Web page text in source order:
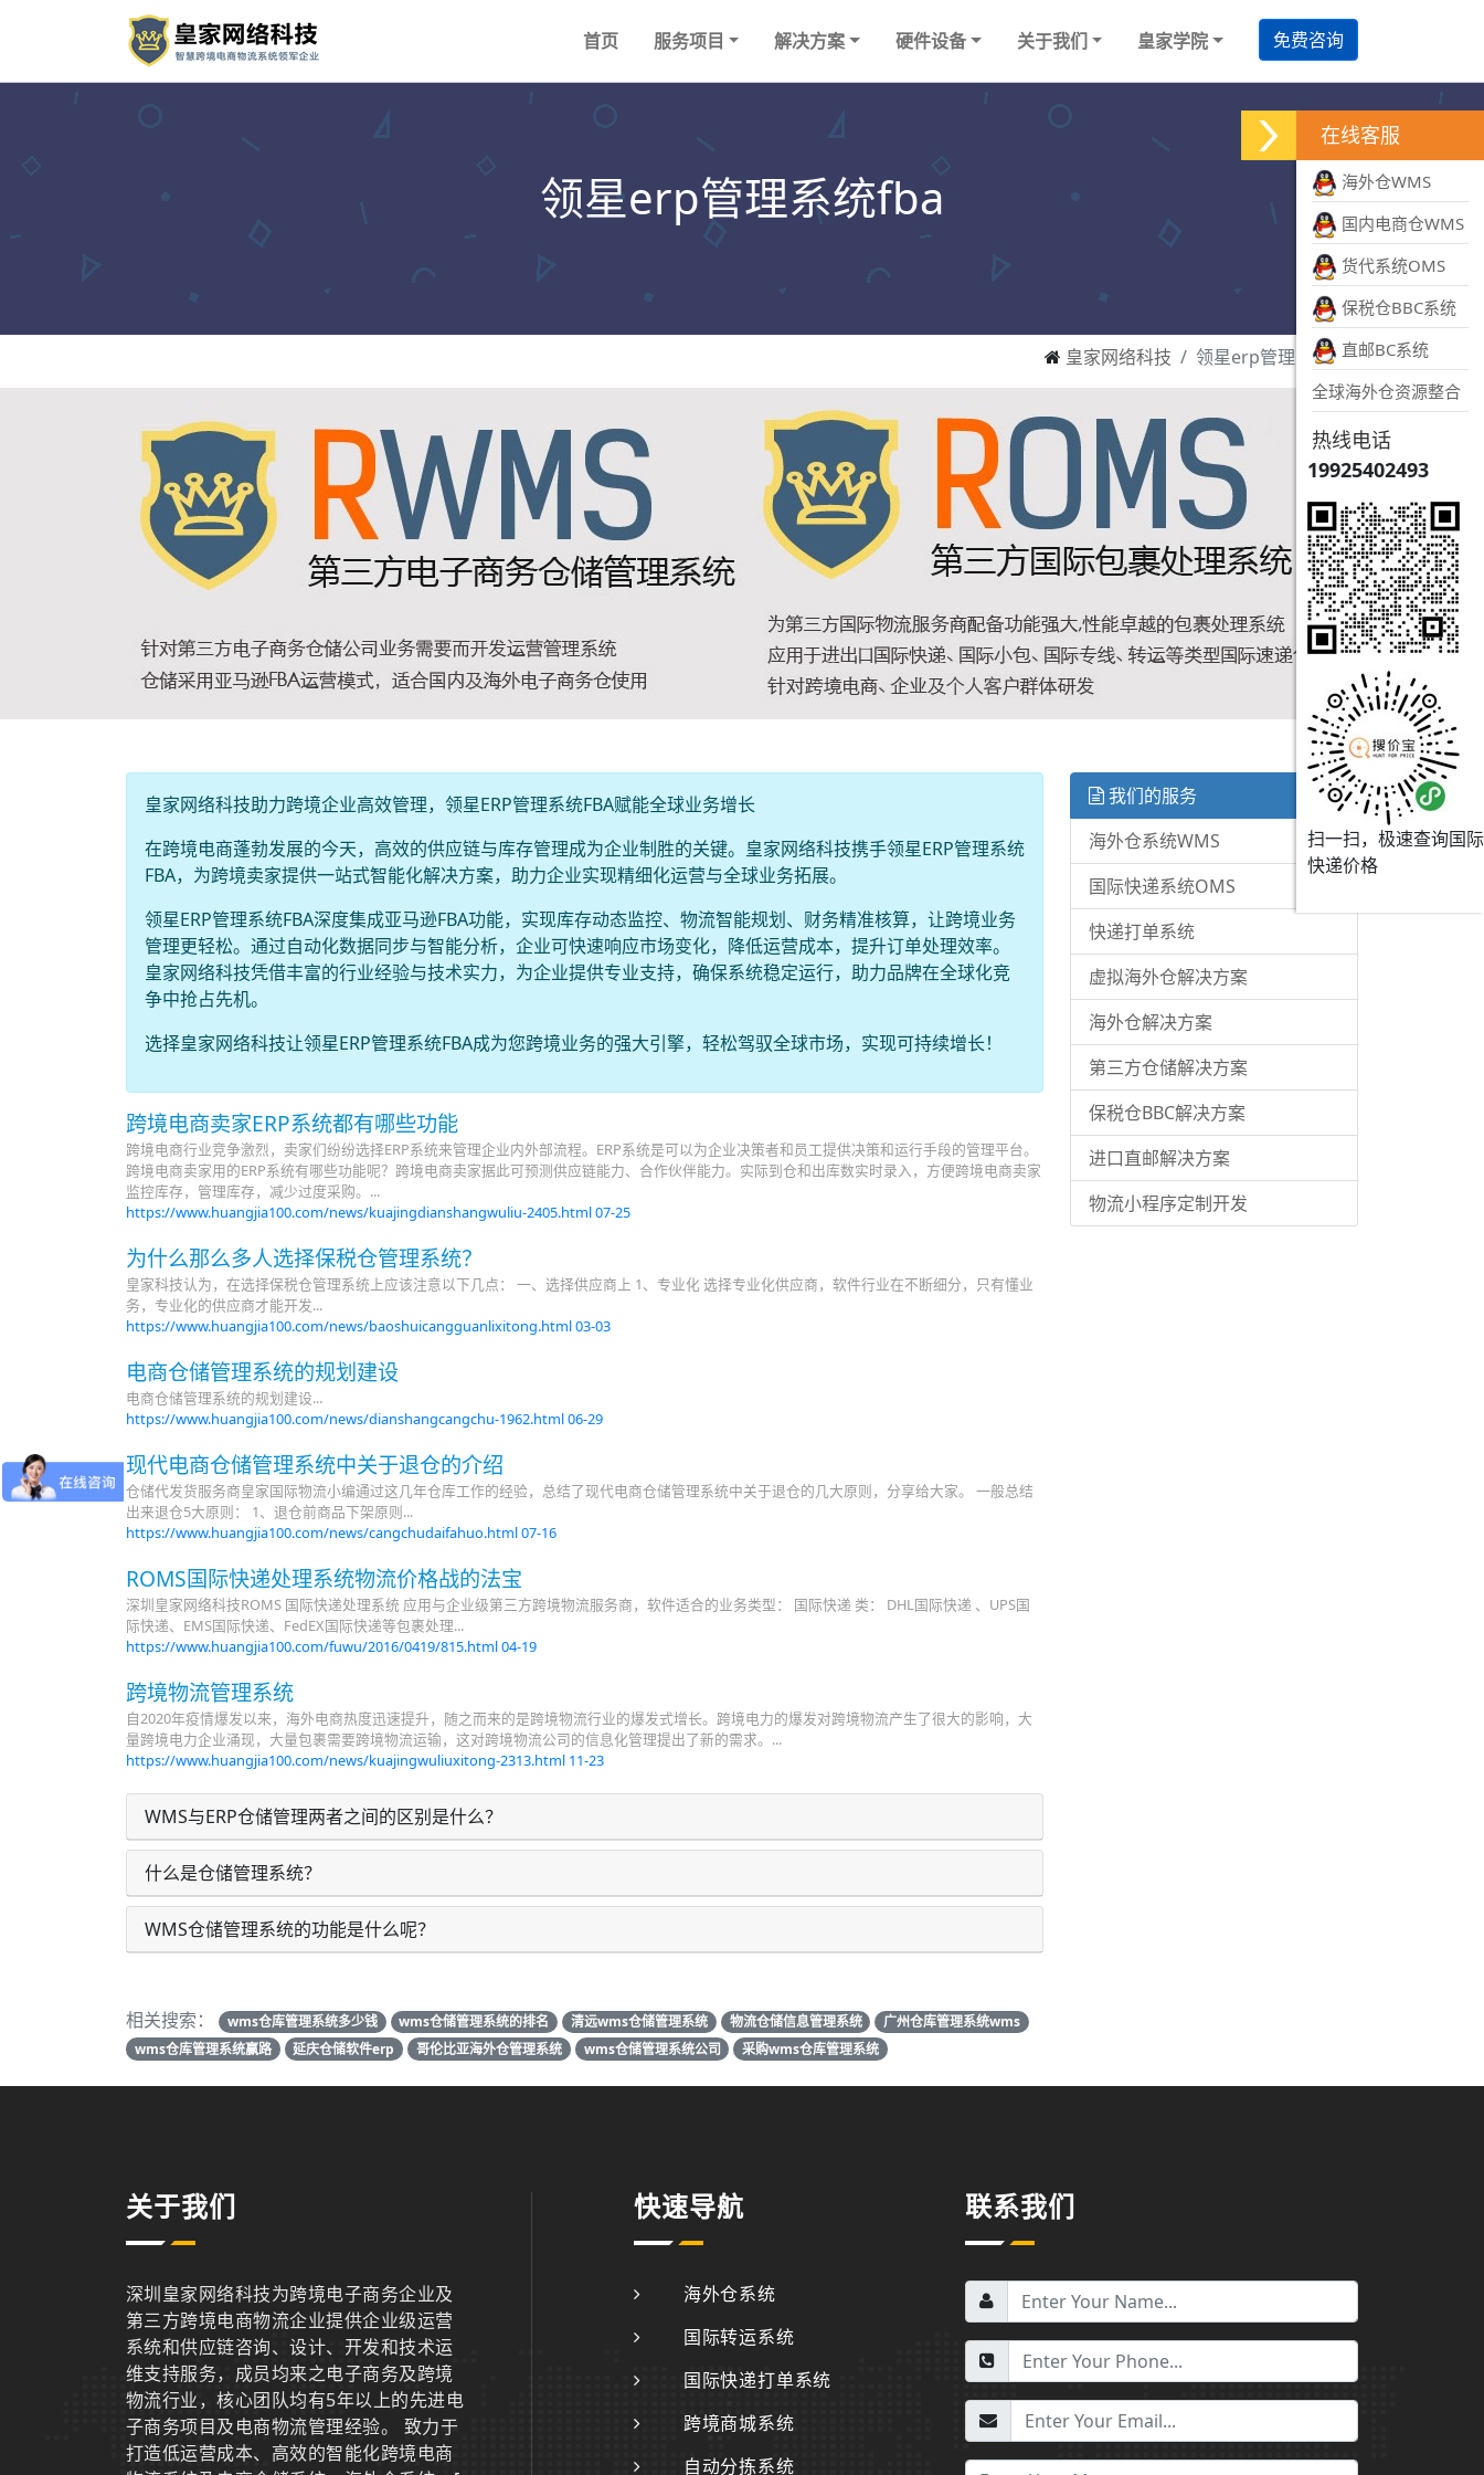
首页 服务项目 解决方案 硬件设备 关于我们 皇家学院 免费咨询
领星erp管理系统fba
皇家网络科技 领星erp管理系统fba
皇家网络科技助力跨境企业高效管理，领星ERP管理系统FBA赋能全球业务增长
在跨境电商蓬勃发展的今天，高效的供应链与库存管理成为企业制胜的关键。皇家网络科技携手领星ERP管理系统
FBA，为跨境卖家提供一站式智能化解决方案，助力企业实现精细化运营与全球业务拓展。
领星ERP管理系统FBA深度集成亚马逊FBA功能，实现库存动态监控、物流智能规划、财务精准核算，让跨境业务
管理更轻松。通过自动化数据同步与智能分析，企业可快速响应市场变化，降低运营成本，提升订单处理效率。
皇家网络科技凭借丰富的行业经验与技术实力，为企业提供专业支持，确保系统稳定运行，助力品牌在全球化竞
争中抢占先机。
选择皇家网络科技让领星ERP管理系统FBA成为您跨境业务的强大引擎，轻松驾驭全球市场，实现可持续增长！
跨境电商卖家ERP系统都有哪些功能
跨境电商行业竞争激烈，卖家们纷纷选择ERP系统来管理企业内外部流程。ERP系统是可以为企业决策者和员工提供决策和运行手段的管理平台。
跨境电商卖家用的ERP系统有哪些功能呢？跨境电商卖家据此可预测供应链能力、合作伙伴能力。实际到仓和出库数实时录入，方便跨境电商卖家
监控库存，管理库存，减少过度采购。...
https://www.huangjia100.com/news/kuajingdianshangwuliu-2405.html07-25
为什么那么多人选择保税仓管理系统？
皇家科技认为，在选择保税仓管理系统上应该注意以下几点： 一、选择供应商上 1、专业化 选择专业化供应商，软件行业在不断细分，只有懂业
务，专业化的供应商才能开发...
https://www.huangjia100.com/news/baoshuicangguanlixitong.html03-03
电商仓储管理系统的规划建设
电商仓储管理系统的规划建设...
https://www.huangjia100.com/news/dianshangcangchu-1962.html06-29
现代电商仓储管理系统中关于退仓的介绍
仓储代发货服务商皇家国际物流小编通过这几年仓库工作的经验，总结了现代电商仓储管理系统中关于退仓的几大原则，分享给大家。 一般总结
出来退仓5大原则： 1、退仓前商品下架原则...
https://www.huangjia100.com/news/cangchudaifahuo.html07-16
ROMS国际快递处理系统物流价格战的法宝
深圳皇家网络科技ROMS 国际快递处理系统 应用与企业级第三方跨境物流服务商，软件适合的业务类型： 国际快递 类： DHL国际快递 、UPS国
际快递、EMS国际快递、FedEX国际快递等包裹处理...
https://www.huangjia100.com/fuwu/2016/0419/815.html04-19
跨境物流管理系统
自2020年疫情爆发以来，海外电商热度迅速提升，随之而来的是跨境物流行业的爆发式增长。跨境电力的爆发对跨境物流产生了很大的影响，大
量跨境电力企业涌现，大量包裹需要跨境物流运输，这对跨境物流公司的信息化管理提出了新的需求。...
https://www.huangjia100.com/news/kuajingwuliuxitong-2313.html 11-23
WMS与ERP仓储管理两者之间的区别是什么？
什么是仓储管理系统？
WMS仓储管理系统的功能是什么呢？
相关搜索： wms仓库管理系统多少钱 wms仓储管理系统的排名 清远wms仓储管理系统 物流仓储信息管理系统
广州仓库管理系统wms
wms仓库管理系统赢路
延庆仓储软件erp 哥伦比亚海外仓管理系统 wms仓储管理系统公司 采购wms仓库管理系统
我们的服务
海外仓系统WMS
国际快递系统OMS
快递打单系统
虚拟海外仓解决方案
海外仓解决方案
第三方仓储解决方案
保税仓BBC解决方案
进口直邮解决方案
物流小程序定制开发
关于我们
深圳皇家网络科技为跨境电子商务企业及
第三方跨境电商物流企业提供企业级运营
系统和供应链咨询、设计、开发和技术运
维支持服务，成员均来之电子商务及跨境
物流行业，核心团队均有5年以上的先进电
子商务项目及电商物流管理经验。 致力于
打造低运营成本、高效的智能化跨境电商
快速导航
海外仓系统
国际转运系统
国际快递打单系统
跨境商城系统
自动分拣系统
联系我们
在线客服
海外仓WMS
国内电商仓WMS
货代系统OMS
保税仓BBC系统
直邮BC系统
全球海外仓资源整合
热线电话
19925402493
扫一扫，极速查询国际
快递价格